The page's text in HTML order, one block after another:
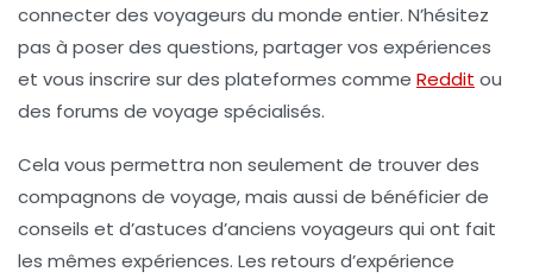
connecter des voyageurs du monde entier. N’hésitez
pas à poser des questions, partager vos expériences
et vous inscrire sur des plateformes comme Reddit ou
des forums de voyage spécialisés.
Cela vous permettra non seulement de trouver des
compagnons de voyage, mais aussi de bénéficier de
conseils et d’astuces d’anciens voyageurs qui ont fait
les mêmes expériences. Les retours d’expérience